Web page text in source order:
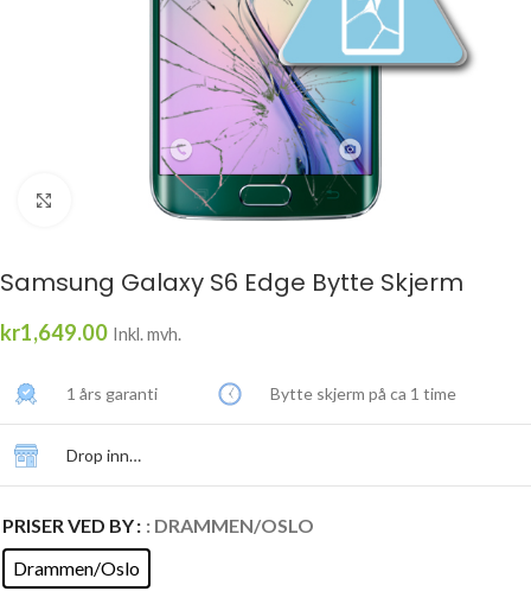
Click to enlarge
Samsung Galaxy S6 Edge Bytte Skjerm
kr1,649.00 Inkl. mvh.
1 års garanti Bytte skjerm på ca 1 time
Drop inn…
PRISER VED BY : DRAMMEN/OSLO
Drammen/Oslo